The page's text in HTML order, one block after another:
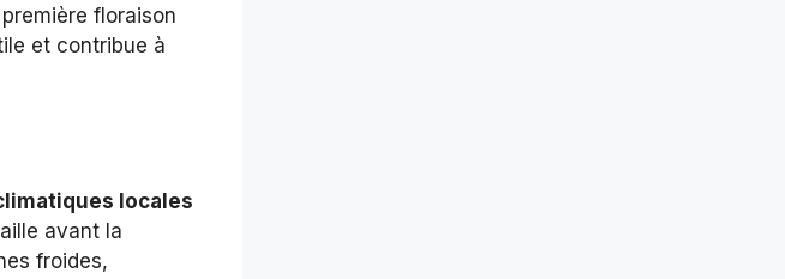
floraison
et contribue à
locales
avant la
froides,